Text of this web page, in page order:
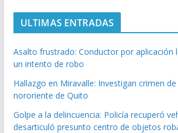
ULTIMAS ENTRADAS
Asalto frustrado: Conductor por aplicación
un intento de robo
Hallazgo en Miravalle: Investigan crimen
nororiente de Quito
Golpe a la delincuencia: Policía recuperó
desarticuló presunto centro de objetos